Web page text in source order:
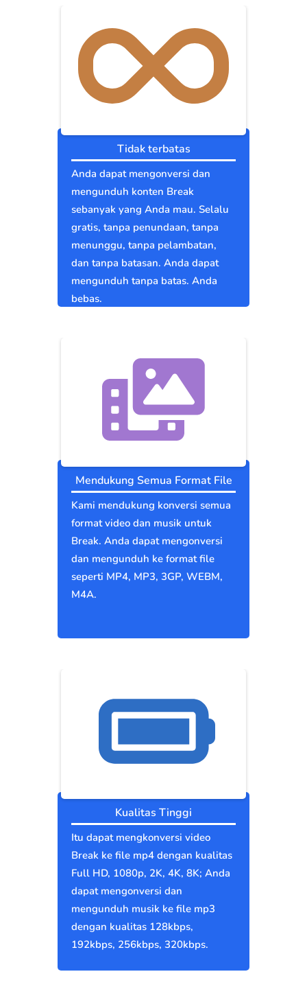
Tidak terbatas
Anda dapat mengonversi dan
mengunduh konten Break
sebanyak yang Anda mau. Selalu
gratis, tanpa penundaan, tanpa
menunggu, tanpa pelambatan,
dan tanpa batasan. Anda dapat
mengunduh tanpa batas. Anda
bebas.
Mendukung Semua Format File
Kami mendukung konversi semua
format video dan musik untuk
Break. Anda dapat mengonversi
dan mengunduh ke format file
seperti MP4, MP3, 3GP, WEBM,
M4A.
Kualitas Tinggi
Itu dapat mengkonversi video
Break ke file mp4 dengan kualitas
Full HD, 1080p, 2K, 4K, 8K; Anda
dapat mengonversi dan
mengunduh musik ke file mp3
dengan kualitas 128kbps,
192kbps, 256kbps, 320kbps.